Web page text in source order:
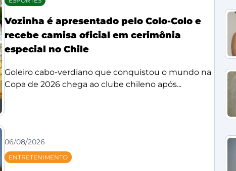
Vozinha é apresentado pelo Colo-Colo e
recebe camisa oficial em cerimônia
especial no Chile
Goleiro cabo-verdiano que conquistou o mundo na
Copa de 2026 chega ao clube chileno após...
06/08/2026
ENTRETENIMENTO